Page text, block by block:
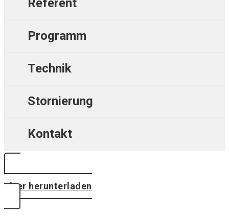
Referent
Programm
Technik
Stornierung
Kontakt
Flyer herunterladen